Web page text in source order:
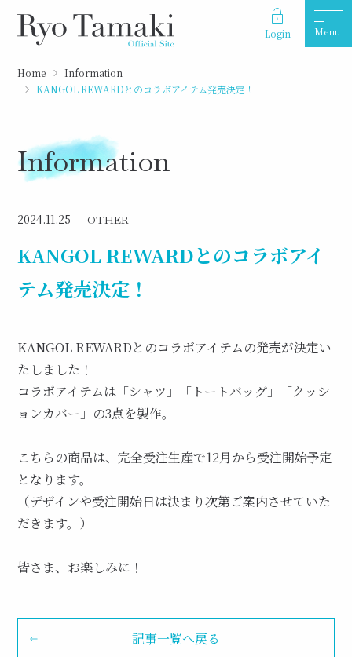
Login Menu
Home
Information
KANGOL REWARDとのコラボアイテム発売決定！
Information
2024.11.25 OTHER
KANGOL REWARDとのコラボアイ
テム発売決定！
KANGOL REWARDとのコラボアイテムの発売が決定い
たしました！
コラボアイテムは「シャツ」「トートバッグ」「クッシ
ョンカバー」の3点を製作。
こちらの商品は、完全受注生産で12月から受注開始予定
となります。
（デザインや受注開始日は決まり次第ご案内させていた
だきます。）
皆さま、お楽しみに！
記事一覧へ戻る